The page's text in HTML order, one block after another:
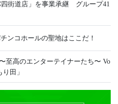
四街道店」を事業承継 グループ41
ンコホールの聖地はここだ！
至高のエンターテイナーたち〜 Vo
田」